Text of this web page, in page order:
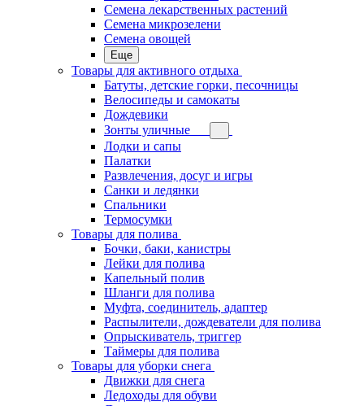
Семена лекарственных растений
Семена микрозелени
Семена овощей
Еще
Товары для активного отдыха
Батуты, детские горки, песочницы
Велосипеды и самокаты
Дождевики
Зонты уличные
Лодки и сапы
Палатки
Развлечения, досуг и игры
Санки и ледянки
Спальники
Термосумки
Товары для полива
Бочки, баки, канистры
Лейки для полива
Капельный полив
Шланги для полива
Муфта, соединитель, адаптер
Распылители, дождеватели для полива
Опрыскиватель, триггер
Таймеры для полива
Товары для уборки снега
Движки для снега
Ледоходы для обуви